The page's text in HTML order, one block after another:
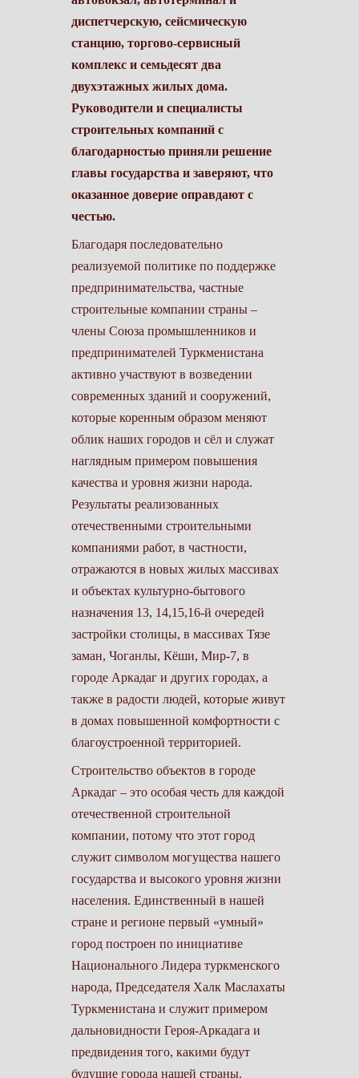
диспетчерскую, сейсмическую
станцию, торгово-сервисный
комплекс и семьдесят два
двухэтажных жилых дома.
Руководители и специалисты
строительных компаний с
благодарностью приняли решение
главы государства и заверяют, что
оказанное доверие оправдают с
честью.
Благодаря последовательно
реализуемой политике по поддержке
предпринимательства, частные
строительные компании страны –
члены Союза промышленников и
предпринимателей Туркменистана
активно участвуют в возведении
современных зданий и сооружений,
которые коренным образом меняют
облик наших городов и сёл и служат
наглядным примером повышения
качества и уровня жизни народа.
Результаты реализованных
отечественными строительными
компаниями работ, в частности,
отражаются в новых жилых массивах
и объектах культурно-бытового
назначения 13, 14,15,16-й очередей
застройки столицы, в массивах Тязе
заман, Чоганлы, Кёши, Мир-7, в
городе Аркадаг и других городах, а
также в радости людей, которые живут
в домах повышенной комфортности с
благоустроенной территорией.
Строительство объектов в городе
Аркадаг – это особая честь для каждой
отечественной строи­тельной
компании, потому что этот город
служит символом могущества нашего
государства и высокого уровня жизни
населения. Единственный в нашей
стране и регионе первый «умный»
город построен по инициативе
Национального ­Лидера туркменского
народа, Председателя Халк Маслахаты
Туркменистана и служит примером
дальновидности Героя-Аркадага и
предвидения того, какими будут
будущие города нашей страны.